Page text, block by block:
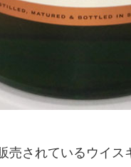
売されているウイ